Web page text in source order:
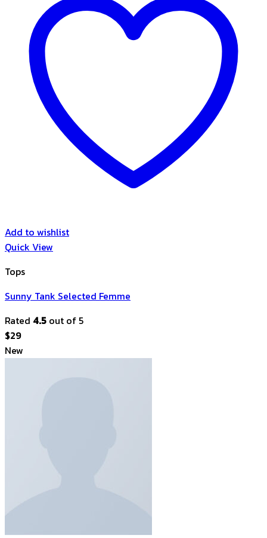
Add to wishlist
Quick View
Tops
Sunny Tank Selected Femme
Rated 4.5 out of 5
$29
New